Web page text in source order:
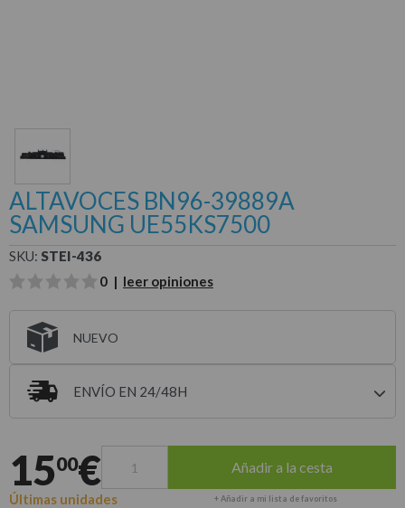
ALTAVOCES BN96-39889A
SAMSUNG UE55KS7500
SKU: STEI-436
0 | leer opiniones
NUEVO
ENVÍO EN 24/48H
1500€ Añadir a la cesta
Últimas unidades + Añadir a mi lista de favoritos